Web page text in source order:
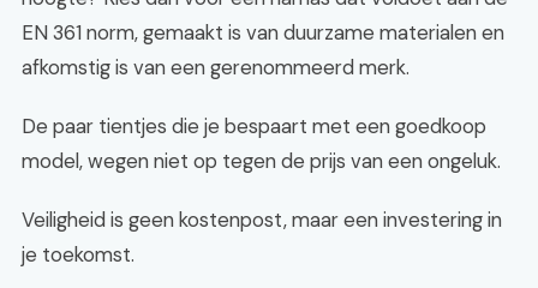
EN 361 norm, gemaakt is van duurzame materialen en
afkomstig is van een gerenommeerd merk.
De paar tientjes die je bespaart met een goedkoop
model, wegen niet op tegen de prijs van een ongeluk.
Veiligheid is geen kostenpost, maar een investering in
je toekomst.